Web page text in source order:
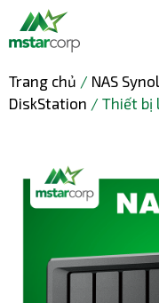
Trang chủ / NAS
DiskStation / Thiết bị